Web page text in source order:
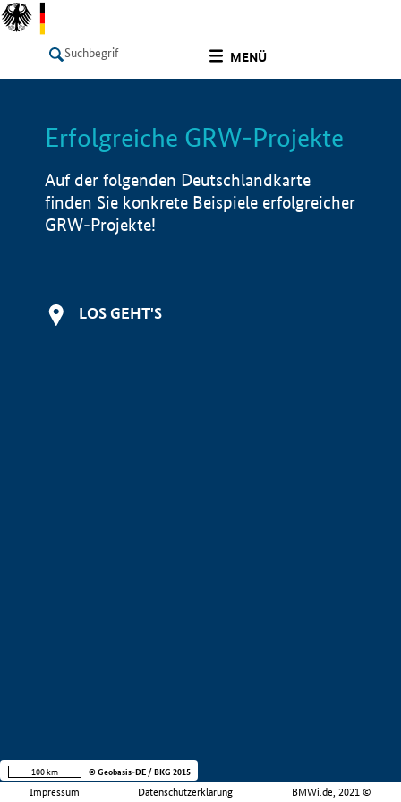
MENÜ
LISTE Info
Erfolgreiche GRW-Projekte
Auf der folgenden Deutschlandkarte
finden Sie konkrete Beispiele erfolgreicher
GRW-Projekte!
LOS GEHT'S
Impressum Datenschutzerklärung BMWi.de, 2021 ©
100 km © Geobasis-DE / BKG 2015